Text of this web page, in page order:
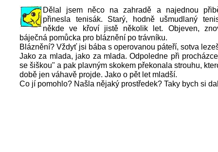
Dělal jsem něco na zahradě a najednou
přinesla tenisák. Starý, hodně ušmudlaný
někde ve křoví jistě několik let. Objeven,
báječná pomůcka pro bláznění po trávníku.
Bláznění? Vždyť jsi bába s operovanou páteří, sotva
Jako za mlada, jako za mlada. Odpoledne při
se šiškou" a pak plavným skokem překonala strouhu,
době jen váhavě projde. Jako o pět let mladší.
Co jí pomohlo? Našla nějaký prostředek? Taky bych si